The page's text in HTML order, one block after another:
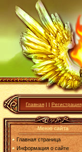
Главная | | Регистрация
Меню сайта
Главная страница
Информация о сайте